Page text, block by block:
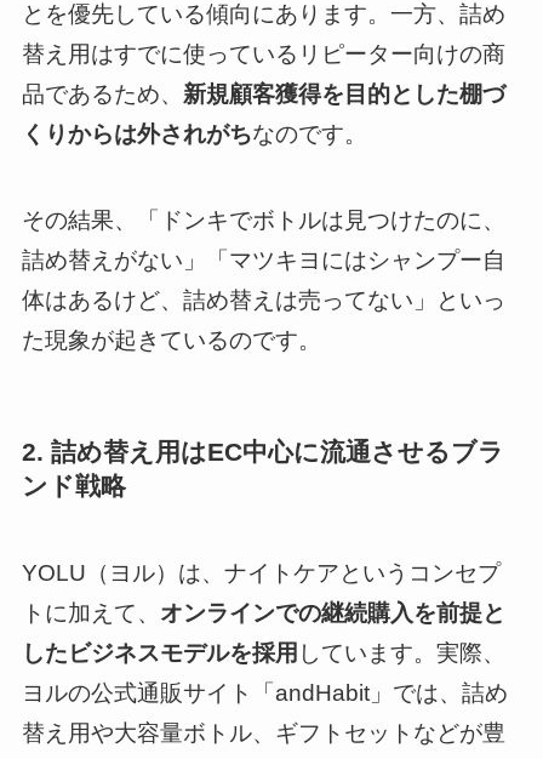
とを優先している傾向にあります。一方、詰め
替え用はすでに使っているリピーター向けの商
品であるため、 新規顧客獲得を目的とした棚づ
くりからは外されがちなのです。
その結果、「ドンキでボトルは見つけたのに、
詰め替えがない」「マツキヨにはシャンプー自
体はあるけど、詰め替えは売ってない」といっ
た現象が起きているのです。
2. 詰め替え用はEC中心に流通させるブラ
ンド戦略
YOLU（ヨル）は、ナイトケアというコンセプ
トに加えて、 オンラインでの継続購入を前提と
したビジネスモデルを採用 しています。実際、
ヨルの公式通販サイト「andHabit」では、詰め
替え用や大容量ボトル、ギフトセットなどが豊